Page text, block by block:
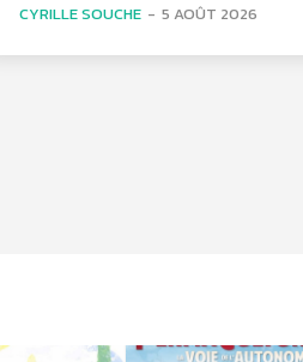
CYRILLE SOUCHE - 5 AOÛT 2026